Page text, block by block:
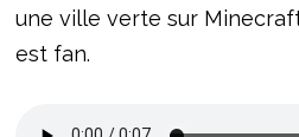
une ville verte sur
est fan.